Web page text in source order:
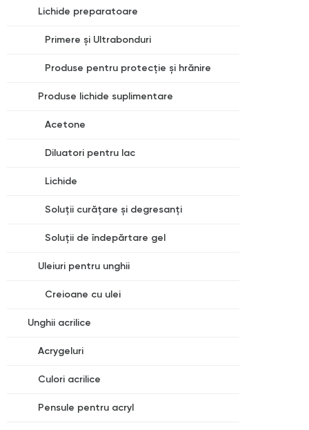
Lichide preparatoare
Primere și Ultrabonduri
Produse pentru protecție și hrănire
Produse lichide suplimentare
Acetone
Diluatori pentru lac
Lichide
Soluții curățare și degresanți
Soluții de îndepărtare gel
Uleiuri pentru unghii
Creioane cu ulei
Unghii acrilice
Acrygeluri
Culori acrilice
Pensule pentru acryl